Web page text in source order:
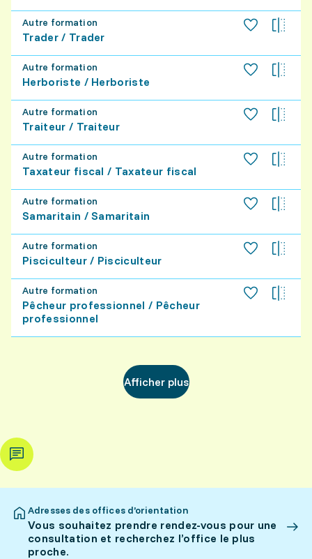
technologiques, vous donnez vie à des
images en les mettant en mouvement
afin de transmettre un message de
façon dynamique et accessible.
Autre formation
Trader / Trader
Autre formation
Herboriste / Herboriste
Autre formation
Traiteur / Traiteur
Autre formation
Taxateur fiscal / Taxateur fiscal
Autre formation
Samaritain / Samaritain
Autre formation
Pisciculteur / Pisciculteur
Autre formation
Pêcheur professionnel / Pêcheur
professionnel
Afficher plus
Adresses des offices d’orientation
Vous souhaitez prendre rendez-vous pour une
consultation et recherchez l’office le plus
proche.